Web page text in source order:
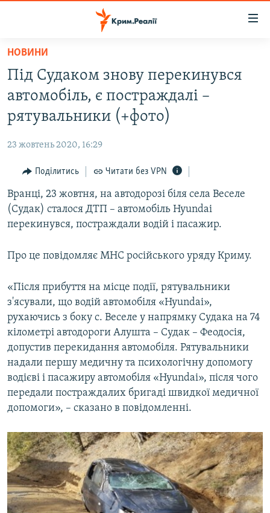
Перейти
основного
матеріалу
до
основної
Перейти
пошуку
ВОДА.КРИМ
БЛОГИ
ПОГЛЯД
ІНТЕРВ'Ю
ВСЕ ЗА ДЕНЬ
ДЕПОРТАЦІЯ
ВІДЕОУРОКИ «ELIFBE»
СВІДЧЕННЯ ОКУПАЦІЇ
УКРАЇНСЬКА ПРОБЛЕМА КРИМУ
ІНФОГРАФІКА
ЯК ОБІЙТИ БЛОКУВАННЯ
Русский
Qırımtatar
ДОЛУЧАЙСЯ!
Усі сайти RFE/RL
НОВИНИ
Під Судаком знову перекинувся
автомобіль, є постраждалі –
рятувальники (+фото)
23 жовтень 2020, 16:29
Поділитись Читати без VPN
Вранці, 23 жовтня, на автодорозі біля села Веселе
(Судак) сталося ДТП – автомобіль Hyundai
перекинувся, постраждали водій і пасажир.
Про це повідомляє МНС російського уряду Криму.
«Після прибуття на місце події, рятувальники
з'ясували, що водій автомобіля «Hyundai»,
рухаючись з боку с. Веселе у напрямку Судака на 74
кілометрі автодороги Алушта – Судак – Феодосія,
допустив перекидання автомобіля. Рятувальники
надали першу медичну та психологічну допомогу
водієві і пасажиру автомобіля «Hyundai», після чого
передали постраждалих бригаді швидкої медичної
допомоги», – сказано в повідомленні.